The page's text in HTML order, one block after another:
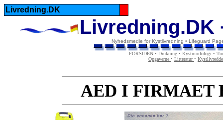
Livredning.DK
Livredning.DK
Nyhedsmedie for Kystlivredning • Lifeguard
FORSIDEN • Drukning • Kystmorfologi •
Opgaverne • Litteratur•
AED I FIRMAET